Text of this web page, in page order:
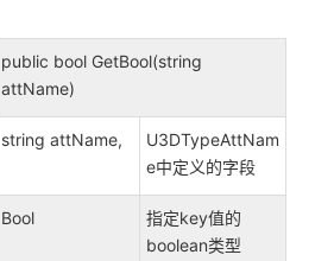
public bool GetBool(string
attName)
string attName,
U3DTypeAttNam
e中定义的字段
Bool
指定key值的
boolean类型